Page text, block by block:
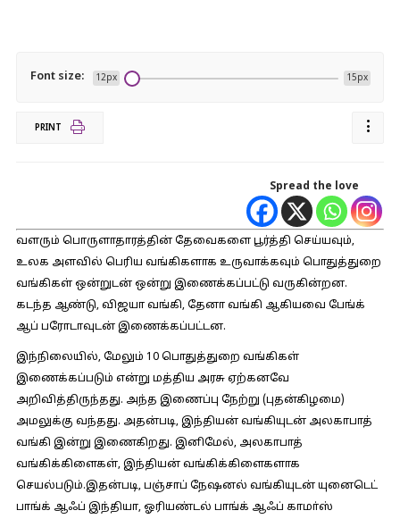
Font size: 12px 15px
PRINT
Spread the love
வளரும் பொருளாதாரத்தின் தேவைகளை பூர்த்தி செய்யவும்,
உலக அளவில் பெரிய வங்கிகளாக உருவாக்கவும் பொதுத்துறை
வங்கிகள் ஒன்றுடன் ஒன்று இணைக்கப்பட்டு வருகின்றன.
கடந்த ஆண்டு, விஜயா வங்கி, தேனா வங்கி ஆகியவை பேங்க்
ஆப் பரோடாவுடன் இணைக்கப்பட்டன.
இந்நிலையில், மேலும் 10 பொதுத்துறை வங்கிகள்
இணைக்கப்படும் என்று மத்திய அரசு ஏற்கனவே
அறிவித்திருந்தது. அந்த இணைப்பு நேற்று (புதன்கிழமை)
அமலுக்கு வந்தது. அதன்படி, இந்தியன் வங்கியுடன் அலகாபாத்
வங்கி இன்று இணைகிறது. இனிமேல், அலகாபாத்
வங்கிக்கிளைகள், இந்தியன் வங்கிக்கிளைகளாக
செயல்படும்.இதன்படி, பஞ்சாப் நேஷனல் வங்கியுடன் யுனைடெட்
பாங்க் ஆஃப் இந்தியா, ஓரியண்டல் பாங்க் ஆஃப் காமா்ஸ்